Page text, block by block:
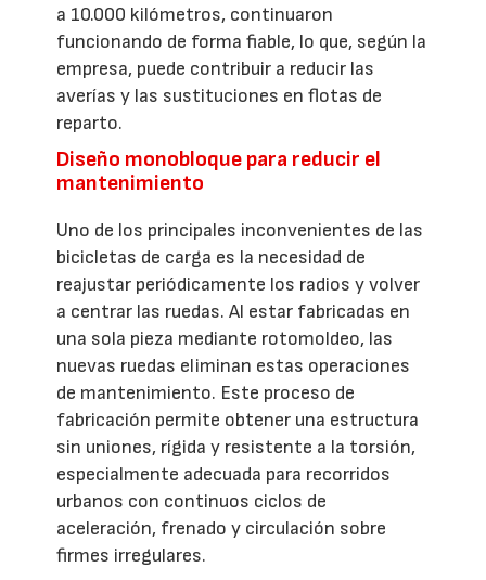
a 10.000 kilómetros, continuaron
funcionando de forma fiable, lo que, según la
empresa, puede contribuir a reducir las
averías y las sustituciones en flotas de
reparto.
Diseño monobloque para reducir el
mantenimiento
Uno de los principales inconvenientes de las
bicicletas de carga es la necesidad de
reajustar periódicamente los radios y volver
a centrar las ruedas. Al estar fabricadas en
una sola pieza mediante rotomoldeo, las
nuevas ruedas eliminan estas operaciones
de mantenimiento. Este proceso de
fabricación permite obtener una estructura
sin uniones, rígida y resistente a la torsión,
especialmente adecuada para recorridos
urbanos con continuos ciclos de
aceleración, frenado y circulación sobre
firmes irregulares.